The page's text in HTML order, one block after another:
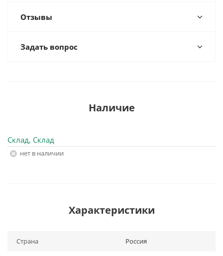
Отзывы
Задать вопрос
Наличие
Склад, Склад
Нет в наличии
Характеристики
Страна Россия